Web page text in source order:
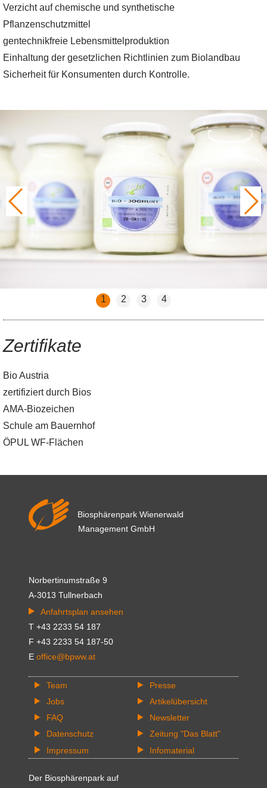
Verzicht auf chemische und synthetische
Pflanzenschutzmittel
gentechnikfreie Lebensmittelproduktion
Einhaltung der gesetzlichen Richtlinien zum Biolandbau
Sicherheit für Konsumenten durch Kontrolle.
1 2 3 4
Zertifikate
Bio Austria
zertifiziert durch Bios
AMA-Biozeichen
Schule am Bauernhof
ÖPUL WF-Flächen
Biosphärenpark Wienerwald
Management GmbH
Norbertinumstraße 9
A-3013 Tullnerbach
Anfahrtsplan ansehen
T +43 2233 54 187
F +43 2233 54 187-50
E office@bpww.at
Team
Jobs
FAQ
Datenschutz
Impressum
Presse
Artikelübersicht
Newsletter
Zeitung "Das Blatt"
Infomaterial
Der Biosphärenpark auf